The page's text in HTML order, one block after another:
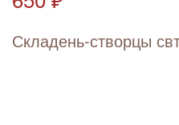
Складень-створцы